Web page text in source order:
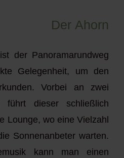
Der Ahorn
der Panoramarundweg
Gelegenheit, um den
Vorbei an zwei
führt dieser schließlich
Lounge, wo eine Vielzahl
Sonnenanbeter warten.
kann man einen